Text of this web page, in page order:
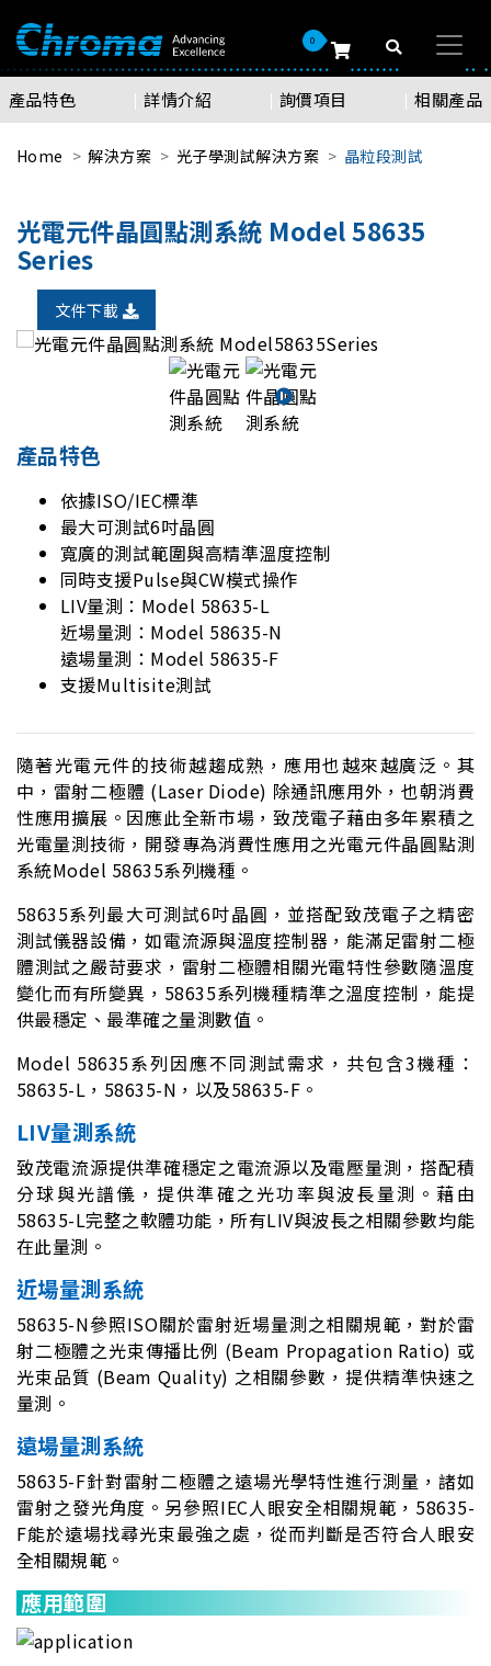
0
產品特色 詳情介紹 詢價項目 相關產品
Home 解決方案 光子學測試解決方案 晶粒段測試
光電元件晶圓點測系統 Model 58635
Series
文件下載
產品特色
依據ISO/IEC標準
最大可測試6吋晶圓
寬廣的測試範圍與高精準溫度控制
同時支援Pulse與CW模式操作
LIV量測：Model 58635-L
近場量測：Model 58635-N
遠場量測：Model 58635-F
支援Multisite測試
隨著光電元件的技術越趨成熟，應用也越來越廣泛。其
中，雷射二極體 (Laser Diode) 除通訊應用外，也朝消費
性應用擴展。因應此全新市場，致茂電子藉由多年累積之
光電量測技術，開發專為消費性應用之光電元件晶圓點測
系統Model 58635系列機種。
58635系列最大可測試6吋晶圓，並搭配致茂電子之精密
測試儀器設備，如電流源與溫度控制器，能滿足雷射二極
體測試之嚴苛要求，雷射二極體相關光電特性參數隨溫度
變化而有所變異，58635系列機種精準之溫度控制，能提
供最穩定、最準確之量測數值。
Model 58635系列因應不同測試需求，共包含3機種：
58635-L，58635-N，以及58635-F。
LIV量測系統
致茂電流源提供準確穩定之電流源以及電壓量測，搭配積
分球與光譜儀，提供準確之光功率與波長量測。藉由
58635-L完整之軟體功能，所有LIV與波長之相關參數均能
在此量測。
近場量測系統
58635-N參照ISO關於雷射近場量測之相關規範，對於雷
射二極體之光束傳播比例 (Beam Propagation Ratio) 或
光束品質 (Beam Quality) 之相關參數，提供精準快速之
量測。
遠場量測系統
58635-F針對雷射二極體之遠場光學特性進行測量，諸如
雷射之發光角度。另參照IEC人眼安全相關規範，58635-
F能於遠場找尋光束最強之處，從而判斷是否符合人眼安
全相關規範。
應用範圍